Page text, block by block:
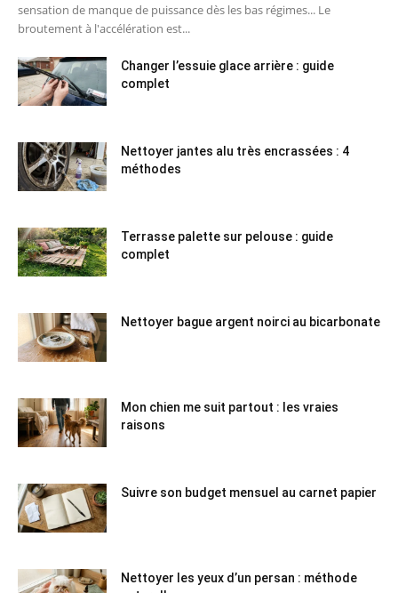
sensation de manque de puissance dès les bas régimes... Le
broutement à l'accélération est...
Changer l’essuie glace arrière : guide
complet
Nettoyer jantes alu très encrassées : 4
méthodes
Terrasse palette sur pelouse : guide
complet
Nettoyer bague argent noirci au bicarbonate
Mon chien me suit partout : les vraies
raisons
Suivre son budget mensuel au carnet papier
Nettoyer les yeux d’un persan : méthode